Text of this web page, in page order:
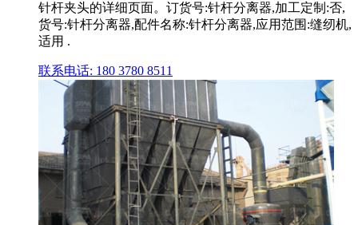
针杆夹头的详细页面。订货号:针杆分离器,加工定制:否,
货号:针杆分离器,配件名称:针杆分离器,应用范围:缝纫机,
适用 .
联系电话: 180 3780 8511